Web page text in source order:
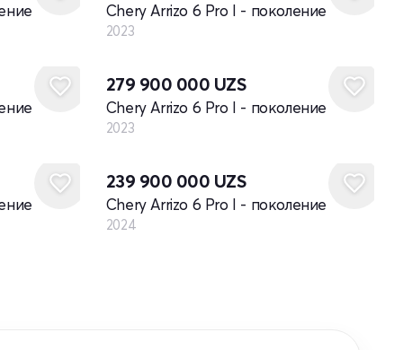
Chery Arrizo 6 Pro I - поколение
2023
279 900 000 UZS
Chery Arrizo 6 Pro I - поколение
2023
239 900 000 UZS
Chery Arrizo 6 Pro I - поколение
2024